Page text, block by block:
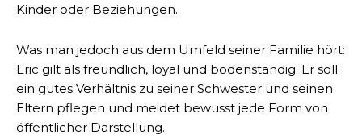
Kinder oder Beziehungen.
Was man jedoch aus dem Umfeld seiner Familie hört:
Eric gilt als freundlich, loyal und bodenständig. Er soll
ein gutes Verhältnis zu seiner Schwester und seinen
Eltern pflegen und meidet bewusst jede Form von
öffentlicher Darstellung.